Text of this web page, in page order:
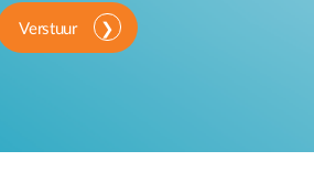
Verstuur